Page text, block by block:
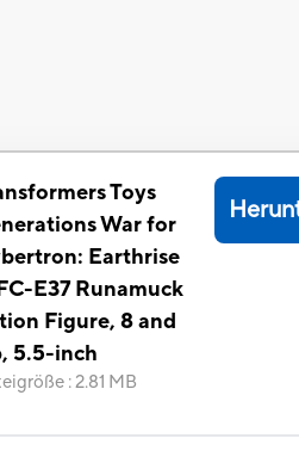
Toys
War for
Earthrise
E37 Runamuck
Figure, 8 and
5.5-inch
:2.81 MB